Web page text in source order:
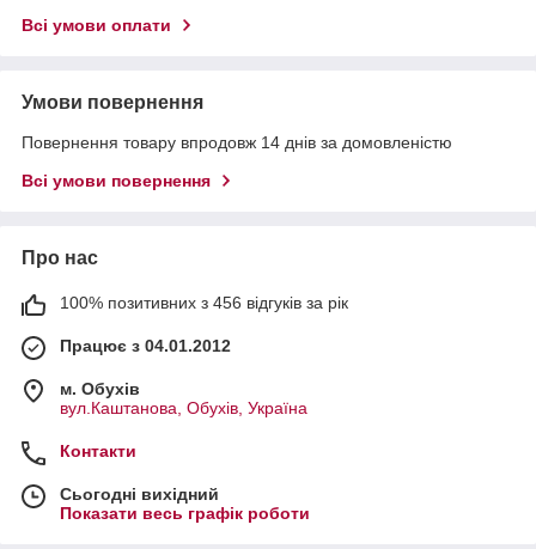
Всі умови оплати
Умови повернення
Повернення товару впродовж 14 днів за домовленістю
Всі умови повернення
Про нас
100% позитивних з 456 відгуків за рік
Працює з 04.01.2012
м. Обухів
вул.Каштанова, Обухів, Україна
Контакти
Сьогодні вихідний
Показати весь графік роботи